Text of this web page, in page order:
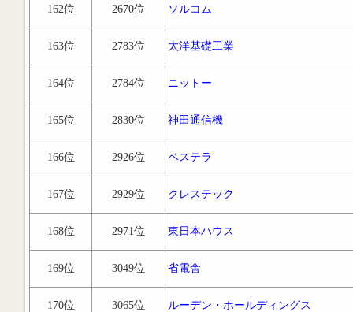
162位 2670位 ソルコム
163位 2783位 太洋基礎工業
164位 2784位 ニットー
165位 2830位 神田通信機
166位 2926位 ベステラ
167位 2929位 クレステック
168位 2971位 東日本ハウス
169位 3049位 省電舎
170位 3065位 ルーデン・ホールディングス